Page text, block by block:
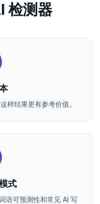
检测器
样结果更有参考价值。
式
语可预测性和常见 AI 写